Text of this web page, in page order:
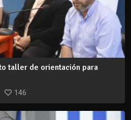
taller de orientación para
146